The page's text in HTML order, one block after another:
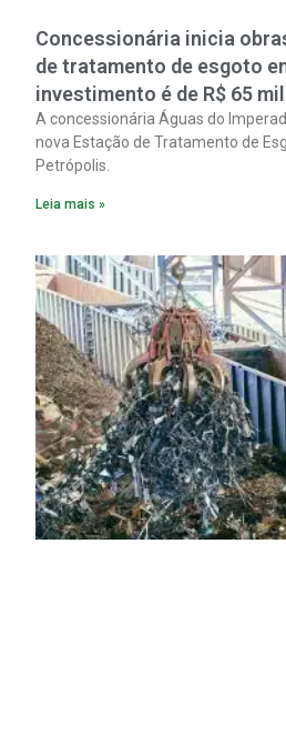
Concessionária inicia
de tratamento de esgoto
investimento é de R$ 65
A concessionária Águas do
nova Estação de Tratamento de
Petrópolis.
Leia mais »